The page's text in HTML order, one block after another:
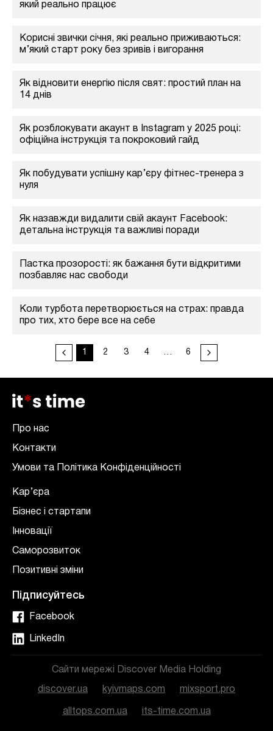
який реально працює
Корисні звички січня, які реально приживаються:
м’який старт року без зривів і вигорання
Як відновити енергію після свят: простий план на
14 днів
Як розблокувати акаунт в Instagram у 2025 році:
офіційна інструкція та покроковий гайд
Як побудувати успішну кар’єру фітнес-тренера з
нуля
Як назавжди видалити свій акаунт Facebook:
детальна інструкція та важливі поради
Пастка прозорості: як бажання бути відкритими
позбавляє нас свободи
Коли турбота перетворюється на страх: правда
про тих, хто бере все на себе
1 2 3 4 … 6
Про нас
Контакти
Умови та Політика Конфіденційності
Кар’єра
Бізнес і стартапи
Інновації
Саморозвиток
Позитивні зміни
Підписуйтесь
Facebook
LinkedIn
Сайти мережі Discover Media Holding
discover.ua kyivmaps.com mixsport.pro
alltops.com.ua its-time.com.ua